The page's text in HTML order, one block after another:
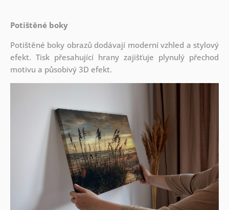
Potištěné boky
Potištěné boky obrazů dodávají moderní vzhled a stylový
efekt. Tisk přesahující hrany zajišťuje plynulý přechod
motivu a působivý 3D efekt.